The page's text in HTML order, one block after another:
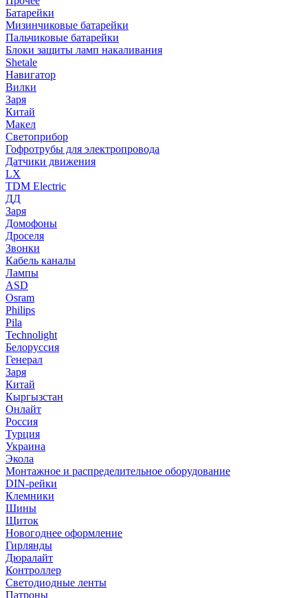
Батарейки
Мизинчиковые батарейки
Пальчиковые батарейки
Блоки защиты ламп накаливания
Shetale
Навигатор
Вилки
Заря
Китай
Макел
Светоприбор
Гофротрубы для электропровода
Датчики движения
LX
TDM Electric
ДД
Заря
Домофоны
Дроселя
Звонки
Кабель каналы
Лампы
ASD
Osram
Philips
Pila
Technolight
Белоруссия
Генерал
Заря
Китай
Кыргызстан
Онлайт
Россия
Турция
Украина
Экола
Монтажное и распределительное оборудование
DIN-рейки
Клемники
Шины
Щиток
Новогоднее оформление
Гирлянды
Дюралайт
Контроллер
Светодиодные ленты
Патроны